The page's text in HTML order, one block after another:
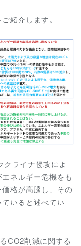
紹介します。
ライナ侵攻によ
ネルギー危機をも
格が高騰し、その
いると述べてい
CO2削減に関する